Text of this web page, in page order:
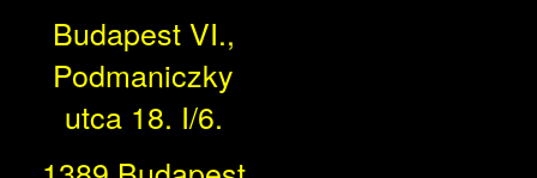
Budapest VI.,
Podmaniczky
utca 18. I/6.